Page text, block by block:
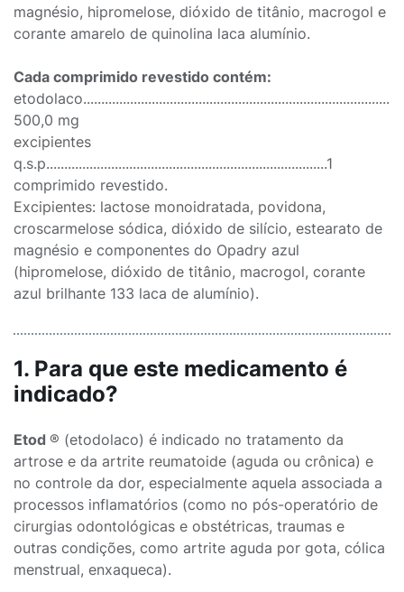
magnésio, hipromelose, dióxido de titânio, macrogol e
corante amarelo de quinolina laca alumínio.
Cada comprimido revestido contém:
500,0 mg
excipientes
q.s.p..............................................................................1
comprimido revestido.
Excipientes: lactose monoidratada, povidona,
croscarmelose sódica, dióxido de silício, estearato de
magnésio e componentes do Opadry azul
(hipromelose, dióxido de titânio, macrogol, corante
azul brilhante 133 laca de alumínio).
1. Para que este medicamento é
indicado?
Etod ® (etodolaco) é indicado no tratamento da
artrose e da artrite reumatoide (aguda ou crônica) e
no controle da dor, especialmente aquela associada a
processos inflamatórios (como no pós-operatório de
cirurgias odontológicas e obstétricas, traumas e
outras condições, como artrite aguda por gota, cólica
menstrual, enxaqueca).